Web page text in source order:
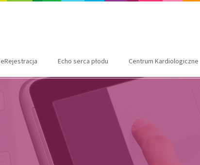
eRejestracja Echo serca płodu Centrum Kardiologiczne